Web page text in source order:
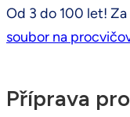
Od 3 do 100 let!
soubor na
Příprava